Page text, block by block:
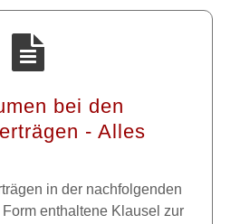
bei den
- Alles
in der nachfolgenden
enthaltene Klausel zur